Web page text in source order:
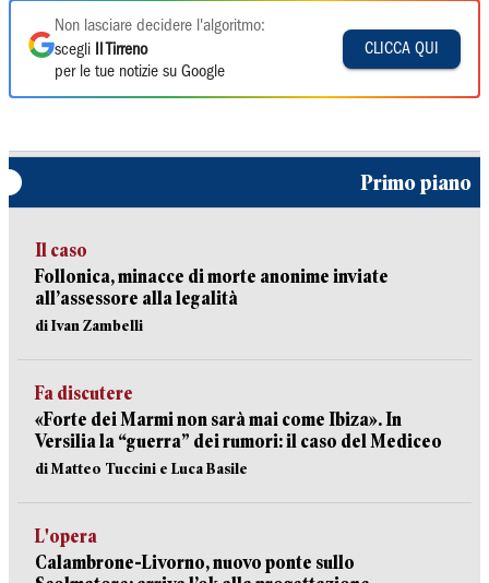
Non lasciare decidere l'algoritmo:
scegli
Il Tirreno
per le tue notizie su Google
CLICCA QUI
Primo piano
Il caso
Follonica, minacce di morte anonime inviate
all’assessore alla legalità
di Ivan Zambelli
Fa discutere
«Forte dei Marmi non sarà mai come Ibiza». In
Versilia la “guerra” dei rumori: il caso del Mediceo
di Matteo Tuccini e Luca Basile
L'opera
Calambrone-Livorno, nuovo ponte sullo